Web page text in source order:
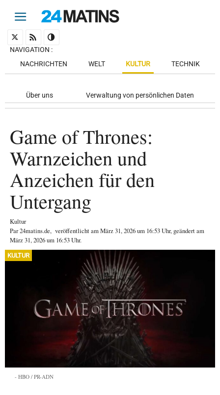
NAVIGATION :
NACHRICHTEN
WELT KULTUR TECHNIK
Über uns Verwaltung von persönlichen Daten
Game of Thrones:
Warnzeichen und
Anzeichen für den
Untergang
Kultur
Par24matins.de, veröffentlicht amMärz 31, 2026um 16:53 Uhr, geändert am
März 31, 2026 um 16:53 Uhr.
KULTUR
HBO / PR-ADN